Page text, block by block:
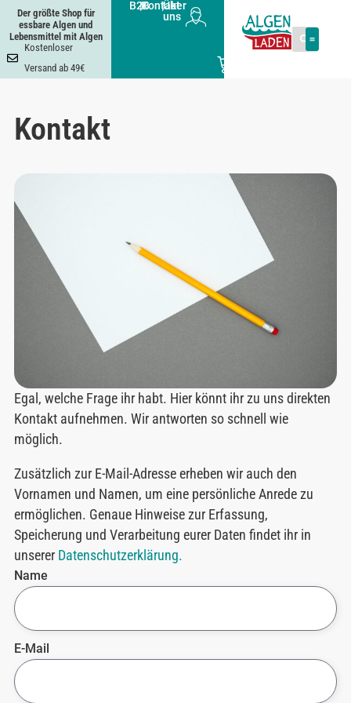
Der größte Shop für
essbare Algen und
Lebensmittel mit Algen
Kostenloser
Versand ab 49€
B2B
|Kontakt
|Über
uns
Kontakt
Egal, welche Frage ihr habt. Hier könnt ihr zu uns direkten
Kontakt aufnehmen. Wir antworten so schnell wie
möglich.
Zusätzlich zur E-Mail-Adresse erheben wir auch den
Vornamen und Namen, um eine persönliche Anrede zu
ermöglichen. Genaue Hinweise zur Erfassung,
Speicherung und Verarbeitung eurer Daten findet ihr in
unserer Datenschutzerklärung.
Name
E-Mail